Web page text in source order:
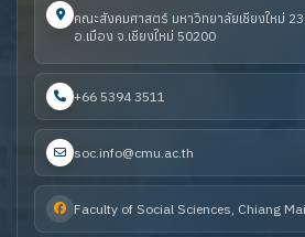
คณะสังคมศาสตร์ มหาวิทยาลัยเชียงใหม่
อ.เมือง จ.เชียงใหม่ 50200
+66 5394 3511
soc.info@cmu.ac.th
Faculty of Social Sciences, Chiang